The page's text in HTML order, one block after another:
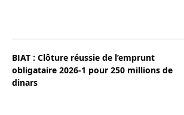
BIAT : Clôture réussie de l’emprunt
obligataire 2026-1 pour 250 millions de
dinars